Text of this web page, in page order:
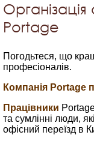
Portage
Погодьтеся, що
професіоналів.
Компанія Portage
Працівники
та сумлінні люди,
офісний переїзд в